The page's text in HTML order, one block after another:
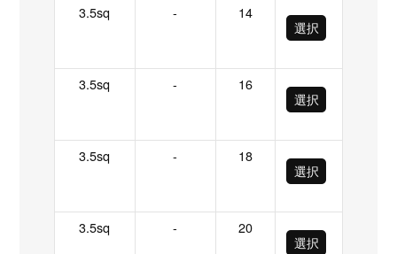
3.5sq -
14
選択
3.5sq -
16
選択
3.5sq -
18
選択
3.5sq -
20
選択